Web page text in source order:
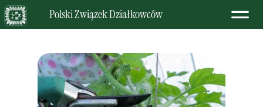
Polski Związek Działkowców